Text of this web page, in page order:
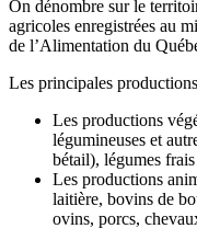
On dénombre sur le
agricoles enregistrées au
de l’Alimentation du
Les principales
Les productions
légumineuses et
bétail), légumes
Les productions
laitière, bovins de
ovins, porcs,